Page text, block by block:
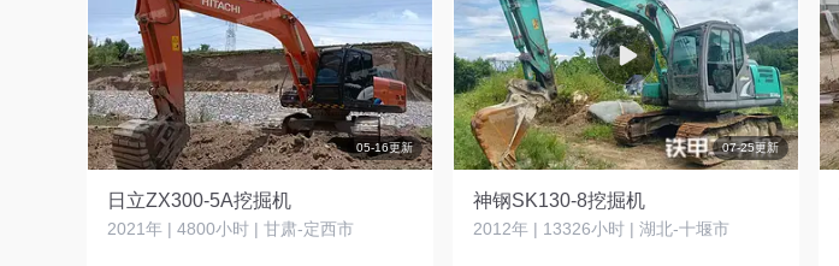
05-16更新
日立ZX300-5A挖掘机
2021年 | 4800小时 | 甘肃-定西市
07-25更新
神钢SK130-8挖掘机
2012年 | 13326小时 | 湖北-十堰市